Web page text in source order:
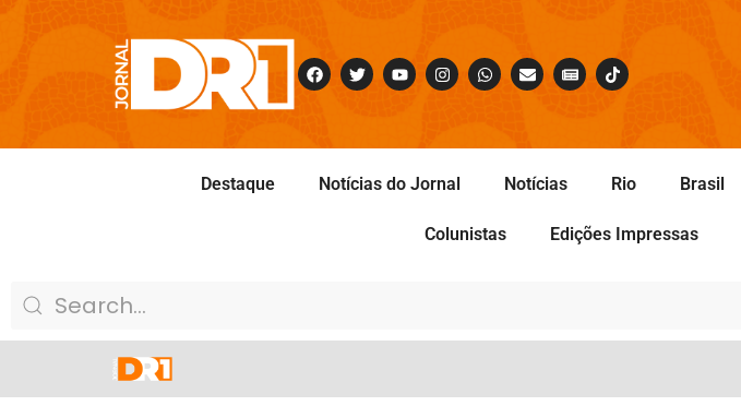
Destaque Notícias do Jornal Notícias Rio Brasil
Colunistas Edições Impressas